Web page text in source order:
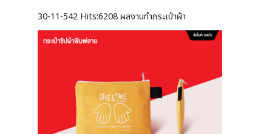
30-11-542 Hits:6208 ผลงานทำกระเป๋าผ้า